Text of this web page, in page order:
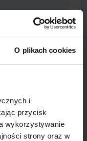
O plikach cookies
i
przycisk
wykorzystywanie
strony oraz w
do
do PALMA
do RYGA
do BOLONIA